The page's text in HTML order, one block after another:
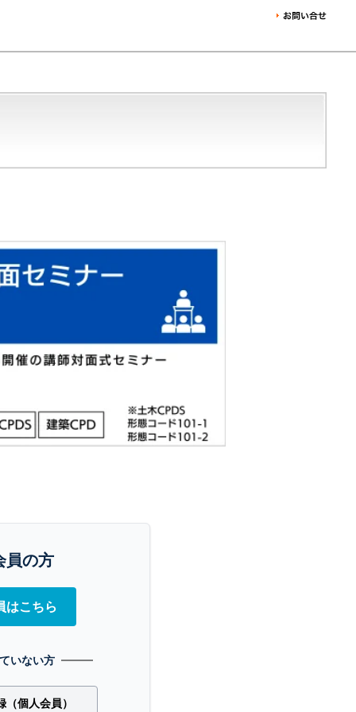
員の方
はこちら
いない方
個人会員）